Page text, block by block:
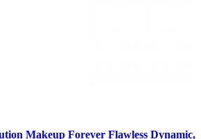
Makeup Forever Flawless Dynamic,